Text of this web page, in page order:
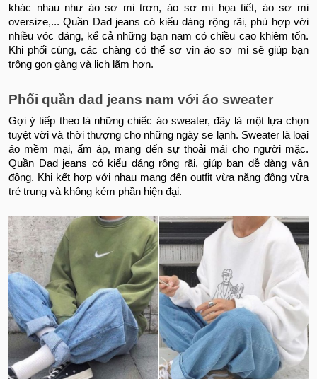
khác nhau như áo sơ mi trơn, áo sơ mi họa tiết, áo sơ mi
oversize,... Quần Dad jeans có kiểu dáng rộng rãi, phù hợp với
nhiều vóc dáng, kể cả những bạn nam có chiều cao khiêm tốn.
Khi phối cùng, các chàng có thể sơ vin áo sơ mi sẽ giúp bạn
trông gọn gàng và lịch lãm hơn.
Phối quần dad jeans nam với áo sweater
Gợi ý tiếp theo là những chiếc áo sweater, đây là một lựa chọn
tuyệt vời và thời thượng cho những ngày se lạnh. Sweater là loại
áo mềm mại, ấm áp, mang đến sự thoải mái cho người mặc.
Quần Dad jeans có kiểu dáng rộng rãi, giúp bạn dễ dàng vận
động. Khi kết hợp với nhau mang đến outfit vừa năng động vừa
trẻ trung và không kém phần hiện đại.